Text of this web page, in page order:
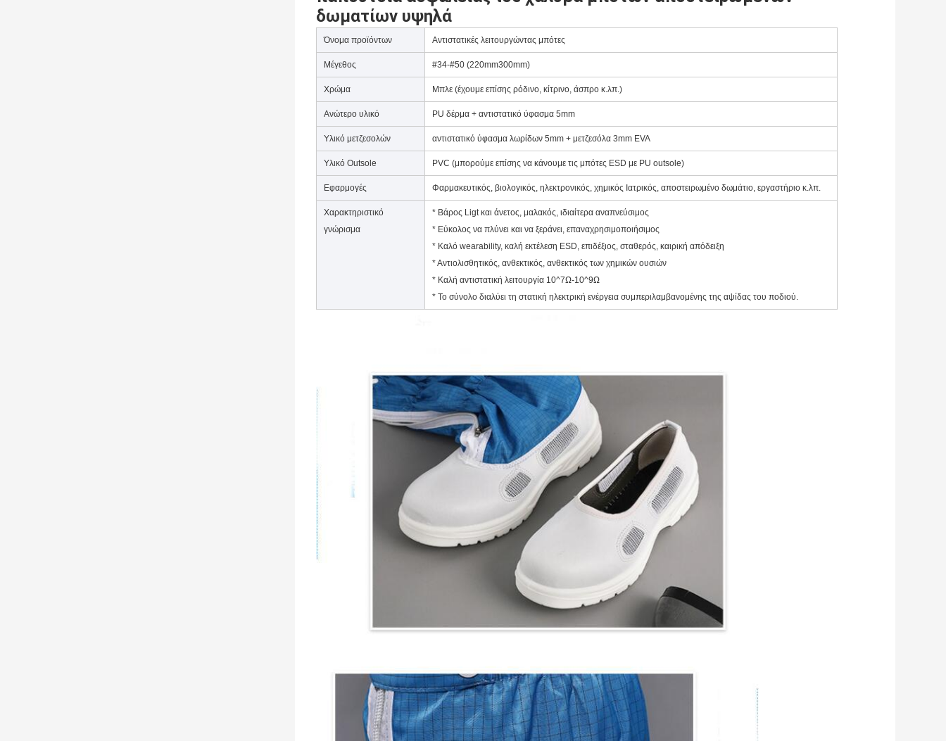
δωματίων υψηλά
Όνομα προϊόντων Αντιστατικές λειτουργώντας μπότες
Μέγεθος #34-#50 (220mm300mm)
Χρώμα Μπλε (έχουμε επίσης ρόδινο, κίτρινο, άσπρο κ.λπ.)
Ανώτερο υλικό PU δέρμα + αντιστατικό ύφασμα 5mm
Υλικό μετζεσολών αντιστατικό ύφασμα λωρίδων 5mm + μετζεσόλα 3mm EVA
Υλικό Outsole PVC (μπορούμε επίσης να κάνουμε τις μπότες ESD με PU outsole)
Εφαρμογές Φαρμακευτικός, βιολογικός, ηλεκτρονικός, χημικός Ιατρικός, αποστειρωμένο δωμάτιο, εργαστήριο κ.λπ.
Χαρακτηριστικό
γνώρισμα
* Βάρος Ligt και άνετος, μαλακός, ιδιαίτερα αναπνεύσιμος
* Εύκολος να πλύνει και να ξεράνει, επαναχρησιμοποιήσιμος
* Καλό wearability, καλή εκτέλεση ESD, επιδέξιος, σταθερός, καιρική απόδειξη
* Αντιολισθητικός, ανθεκτικός, ανθεκτικός των χημικών ουσιών
* Καλή αντιστατική λειτουργία 10^7Ω-10^9Ω
* Το σύνολο διαλύει τη στατική ηλεκτρική ενέργεια συμπεριλαμβανομένης της αψίδας του ποδιού.